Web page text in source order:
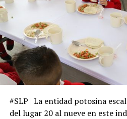
#SLP | La entidad potosina
del lugar 20 al nueve en este